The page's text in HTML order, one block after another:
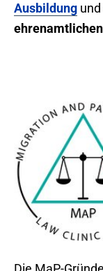
Ausbildung